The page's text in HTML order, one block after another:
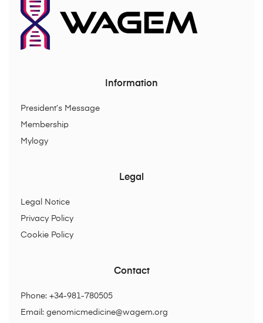
Information
President’s Message
Membership
Mylogy
Legal
Legal Notice
Privacy Policy
Cookie Policy
Contact
Phone: +34-981-780505
Email: genomicmedicine@wagem.org